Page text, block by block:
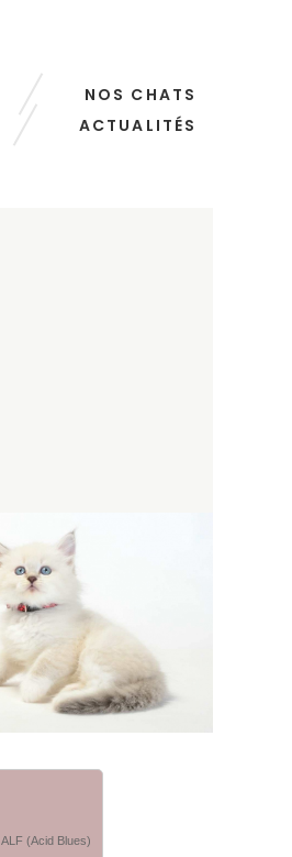
NOS CHATS
ACTUALITÉS
ALF (Acid Blues)